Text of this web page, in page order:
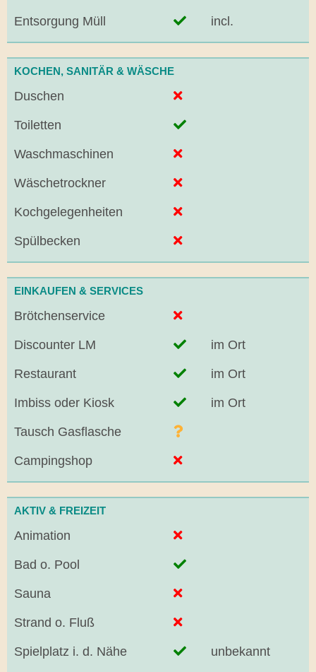
Entsorgung Müll incl.
KOCHEN, SANITÄR & WÄSCHE
Duschen
Toiletten
Waschmaschinen
Wäschetrockner
Kochgelegenheiten
Spülbecken
EINKAUFEN & SERVICES
Brötchenservice
Discounter LM im Ort
Restaurant im Ort
Imbiss oder Kiosk im Ort
Tausch Gasflasche
Campingshop
AKTIV & FREIZEIT
Animation
Bad o. Pool
Sauna
Strand o. Fluß
Spielplatz i. d. Nähe unbekannt